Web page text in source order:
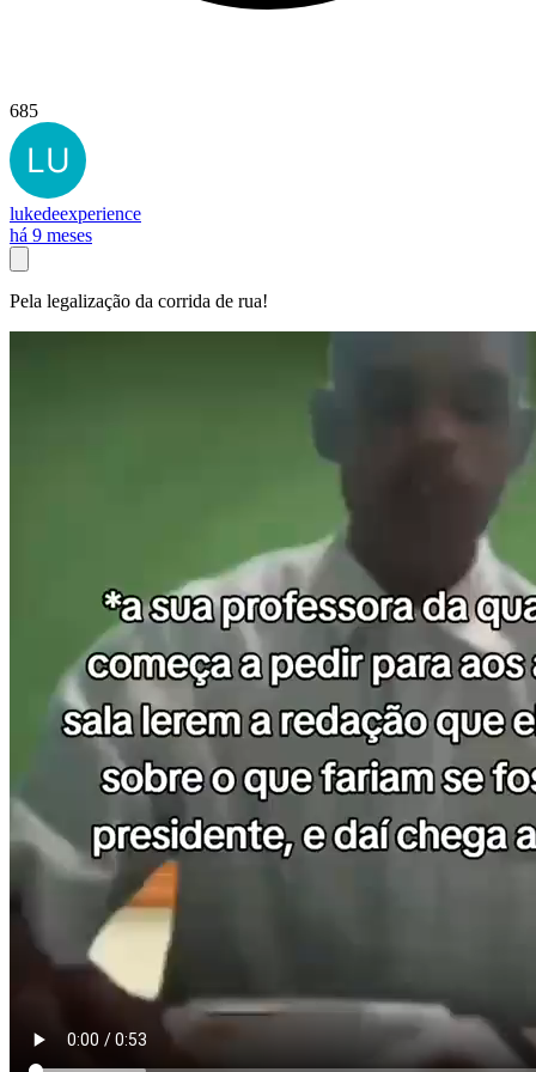
685
lukedeexperience
há 9 meses
Pela legalização da corrida de rua!